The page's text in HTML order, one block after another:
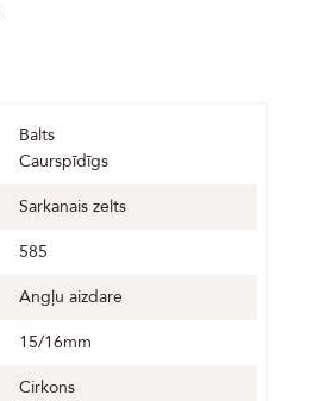
Balts
Caurspīdīgs
Sarkanais zelts
585
Angļu aizdare
15/16mm
Cirkons